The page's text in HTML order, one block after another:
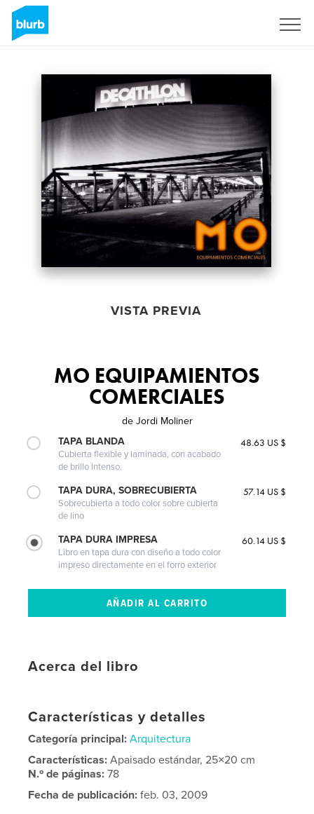
VISTA PREVIA
MO EQUIPAMIENTOS
COMERCIALES
de Jordi Moliner
TAPA BLANDA
Cubierta flexible y laminada, con acabado
de brillo intenso.
48.63 US $
TAPA DURA, SOBRECUBIERTA
Sobrecubierta a todo color sobre cubierta
de lino
57.14 US $
TAPA DURA IMPRESA
Libro en tapa dura con diseño a todo color
impreso directamente en el forro exterior
60.14 US $
Acerca del libro
Características y detalles
Categoría principal: Arquitectura
Características:Apaisado estándar, 25×20 cm
N.º de páginas:78
Fecha de publicación: feb. 03, 2009